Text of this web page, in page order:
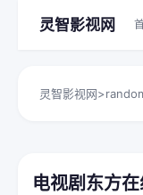
灵智影视网
灵智影视网>
电视剧东方